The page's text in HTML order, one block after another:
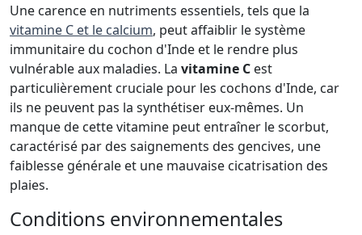
Une carence en nutriments essentiels, tels que la
vitamine C et le calcium, peut affaiblir le système
immunitaire du cochon d'Inde et le rendre plus
vulnérable aux maladies. La vitamine C est
particulièrement cruciale pour les cochons d'Inde, car
ils ne peuvent pas la synthétiser eux-mêmes. Un
manque de cette vitamine peut entraîner le scorbut,
caractérisé par des saignements des gencives, une
faiblesse générale et une mauvaise cicatrisation des
plaies.
Conditions environnementales